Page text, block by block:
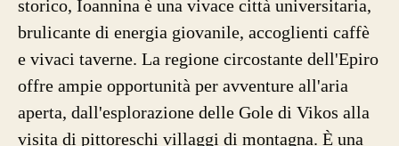
storico, Ioannina è una vivace città universitaria,
brulicante di energia giovanile, accoglienti caffè
e vivaci taverne. La regione circostante dell'Epiro
offre ampie opportunità per avventure all'aria
aperta, dall'esplorazione delle Gole di Vikos alla
visita di pittoreschi villaggi di montagna. È una